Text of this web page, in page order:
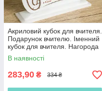
Акриловий кубок для вчителя.
Подарунок вчителю. Іменний
кубок для вчителя. Нагорода
вчителю. Шкільний кубок
В наявності
283,90 ₴ 334 ₴